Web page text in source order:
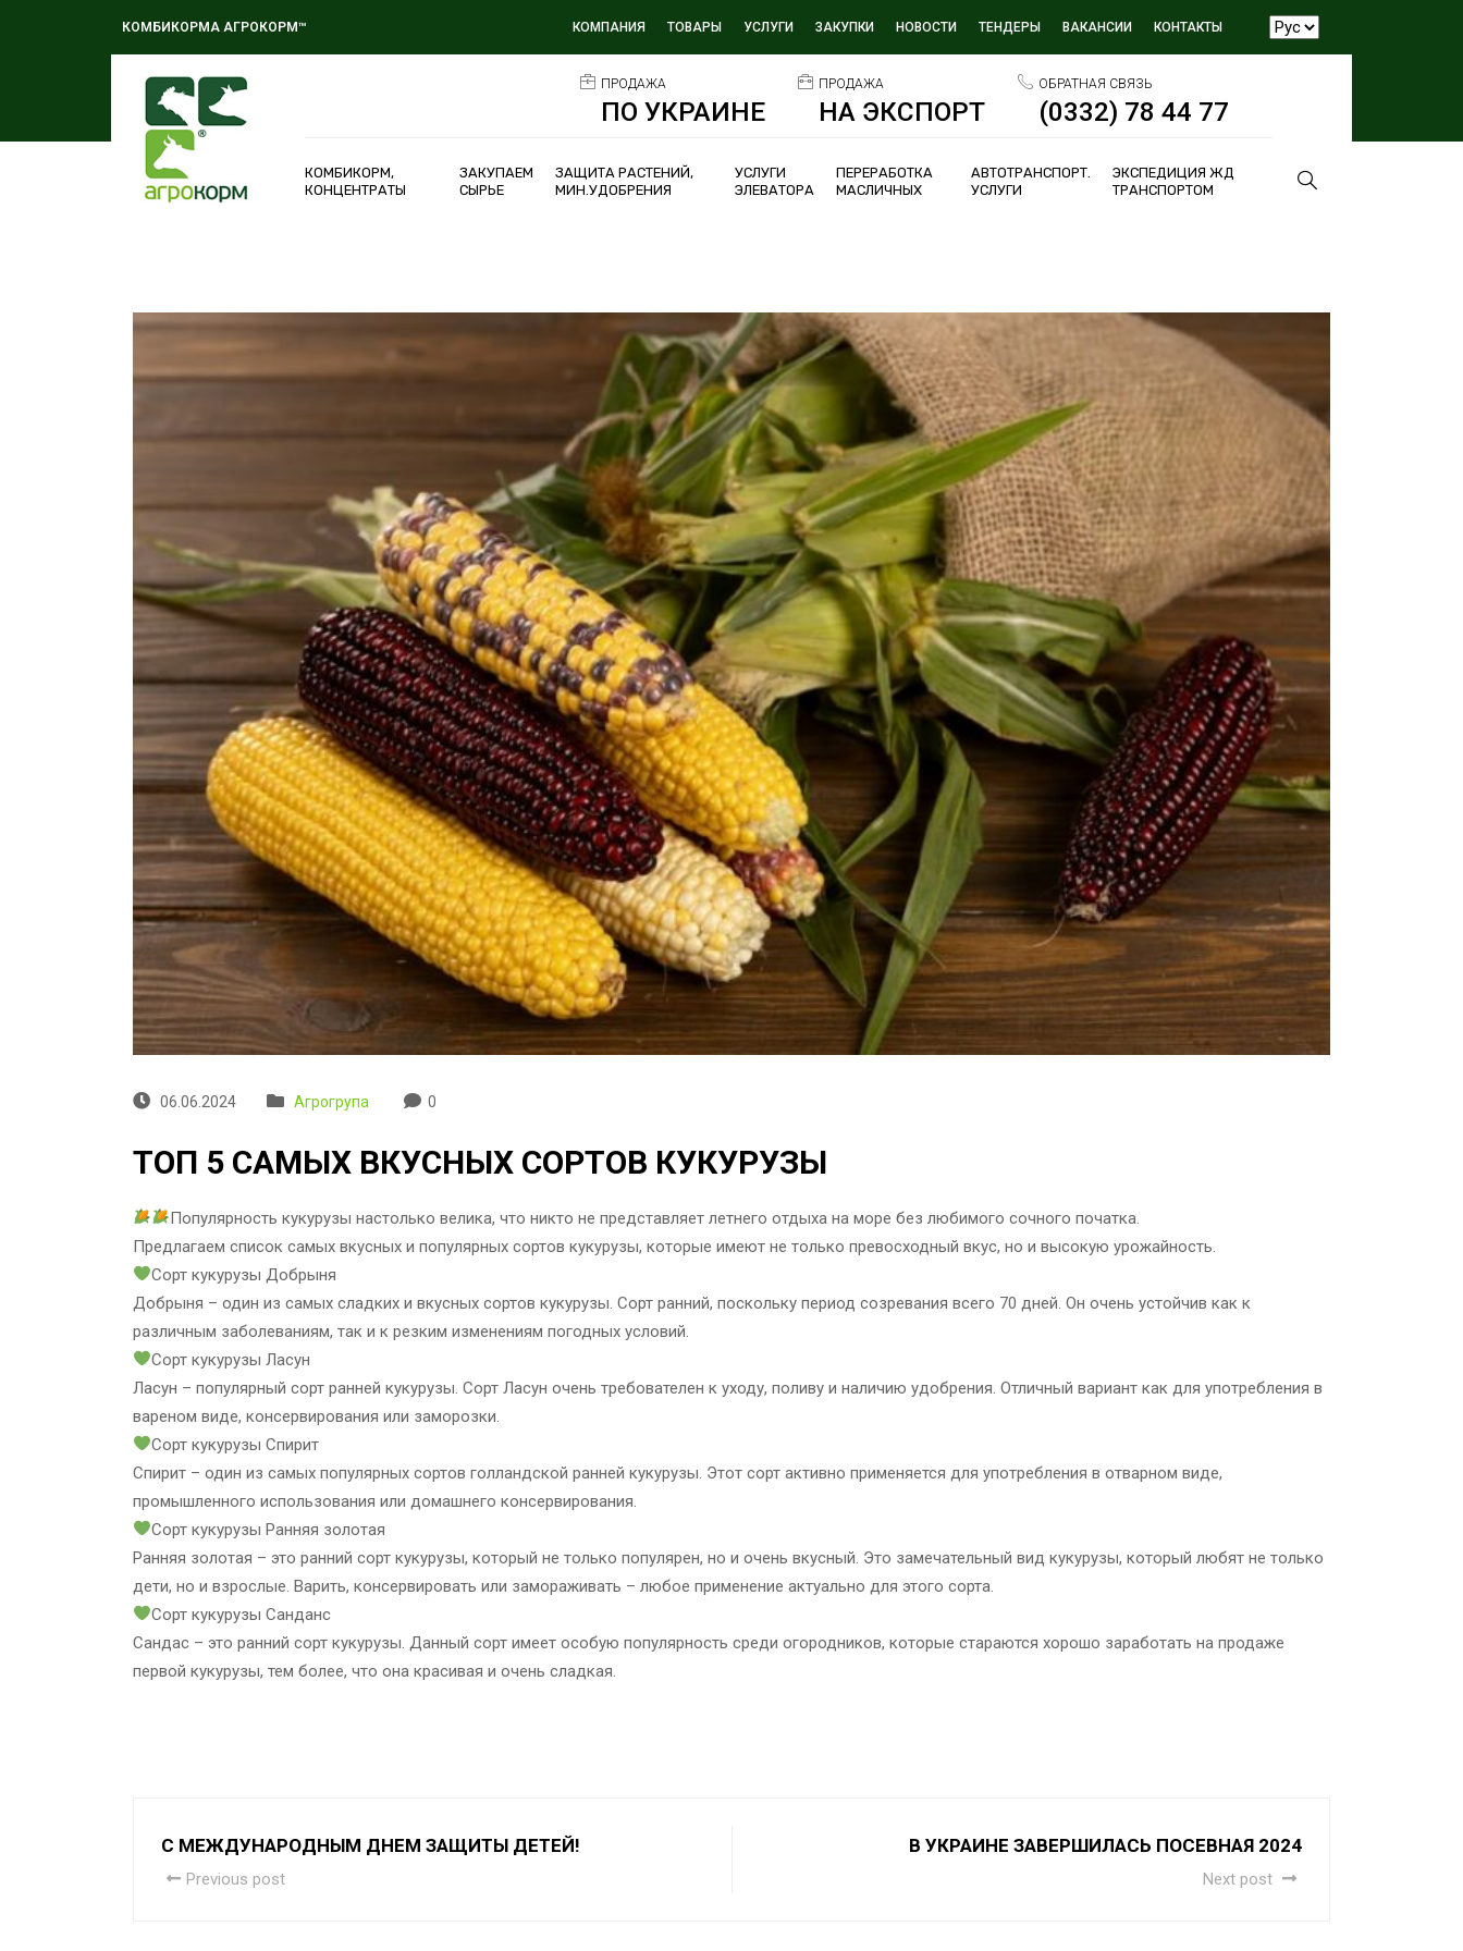
КОМБИКОРМА АГРОКОРМ™ КОМПАНИЯ ТОВАРЫ УСЛУГИ ЗАКУПКИ НОВОСТИ ТЕНДЕРЫ ВАКАНСИИ КОНТАКТЫ
ПРОДАЖА
ПО УКРАИНЕ
ПРОДАЖА
НА ЭКСПОРТ
ОБРАТНАЯ СВЯЗЬ
(0332) 78 44 77
КОМБИКОРМ,
КОНЦЕНТРАТЫ
ЗАКУПАЕМ
СЫРЬЕ
ЗАЩИТА РАСТЕНИЙ,
МИН.УДОБРЕНИЯ
УСЛУГИ
ЭЛЕВАТОРА
ПЕРЕРАБОТКА
МАСЛИЧНЫХ
АВТОТРАНСПОРТ.
УСЛУГИ
ЭКСПЕДИЦИЯ ЖД
ТРАНСПОРТОМ
06.06.2024 Агрогрупа 0
ТОП 5 САМЫХ ВКУСНЫХ СОРТОВ КУКУРУЗЫ
Популярность кукурузы настолько велика, что никто не представляет летнего отдыха на море без любимого сочного початка.
Предлагаем список самых вкусных и популярных сортов кукурузы, которые имеют не только превосходный вкус, но и высокую урожайность.
Сорт кукурузы Добрыня
Добрыня – один из самых сладких и вкусных сортов кукурузы. Сорт ранний, поскольку период созревания всего 70 дней. Он очень устойчив как к
различным заболеваниям, так и к резким изменениям погодных условий.
Сорт кукурузы Ласун
Ласун – популярный сорт ранней кукурузы. Сорт Ласун очень требователен к уходу, поливу и наличию удобрения. Отличный вариант как для употребления в
вареном виде, консервирования или заморозки.
Сорт кукурузы Спирит
Спирит – один из самых популярных сортов голландской ранней кукурузы. Этот сорт активно применяется для употребления в отварном виде,
промышленного использования или домашнего консервирования.
Сорт кукурузы Ранняя золотая
Ранняя золотая – это ранний сорт кукурузы, который не только популярен, но и очень вкусный. Это замечательный вид кукурузы, который любят не только
дети, но и взрослые. Варить, консервировать или замораживать – любое применение актуально для этого сорта.
Сорт кукурузы Санданс
Сандас – это ранний сорт кукурузы. Данный сорт имеет особую популярность среди огородников, которые стараются хорошо заработать на продаже
первой кукурузы, тем более, что она красивая и очень сладкая.
С МЕЖДУНАРОДНЫМ ДНЕМ ЗАЩИТЫ ДЕТЕЙ!
Previous post
В УКРАИНЕ ЗАВЕРШИЛАСЬ ПОСЕВНАЯ 2024
Next post